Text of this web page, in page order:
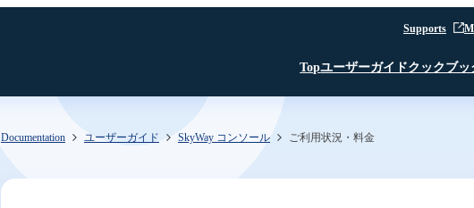
Supports
Topユーザーガイド
はじめに 認証・認可
iOS SDK
クックブッ
JavaScript SDK
Room API ／
JavaScript SDK
Linux SDK
JavaScript SDK iOS SDK
Unity SDK
Documentation ユーザーガイド SkyWay コンソール ご利用状況・料金